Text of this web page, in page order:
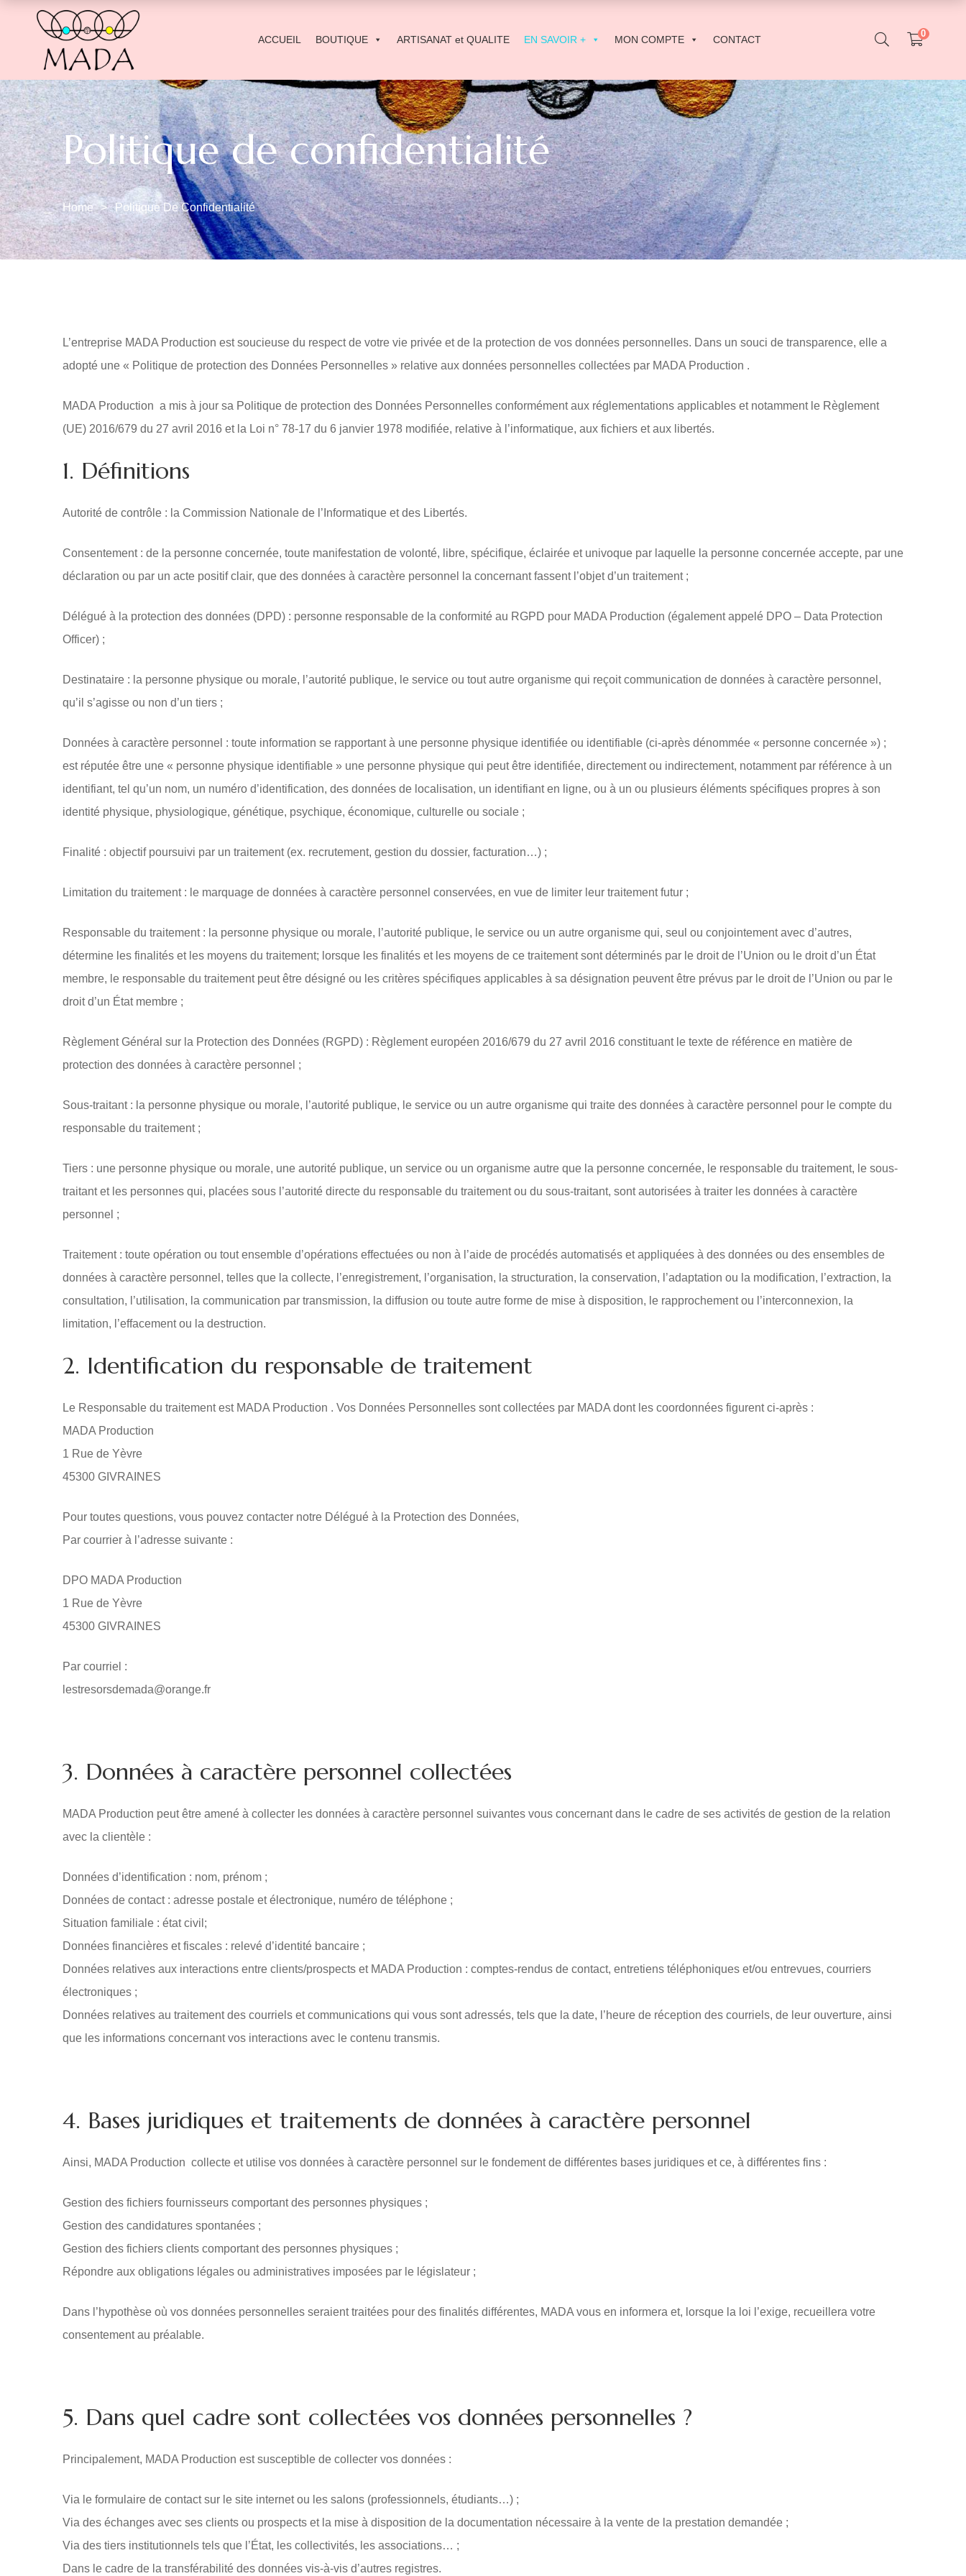
ACCUEIL BOUTIQUE ARTISANAT et QUALITE EN SAVOIR + MON COMPTE CONTACT
0
Politique de confidentialité
Home Politique De Confidentialité
L’entreprise MADA Production est soucieuse du respect de votre vie privée et de la protection de vos données personnelles. Dans un souci de transparence, elle a
adopté une « Politique de protection des Données Personnelles » relative aux données personnelles collectées par MADA Production .
MADA Production a mis à jour sa Politique de protection des Données Personnelles conformément aux réglementations applicables et notamment le Règlement
(UE) 2016/679 du 27 avril 2016 et la Loi n° 78-17 du 6 janvier 1978 modifiée, relative à l’informatique, aux fichiers et aux libertés.
1. Définitions
Autorité de contrôle : la Commission Nationale de l’Informatique et des Libertés.
Consentement : de la personne concernée, toute manifestation de volonté, libre, spécifique, éclairée et univoque par laquelle la personne concernée accepte, par une
déclaration ou par un acte positif clair, que des données à caractère personnel la concernant fassent l’objet d’un traitement ;
Délégué à la protection des données (DPD) : personne responsable de la conformité au RGPD pour MADA Production (également appelé DPO – Data Protection
Officer) ;
Destinataire : la personne physique ou morale, l’autorité publique, le service ou tout autre organisme qui reçoit communication de données à caractère personnel,
qu’il s’agisse ou non d’un tiers ;
Données à caractère personnel : toute information se rapportant à une personne physique identifiée ou identifiable (ci-après dénommée « personne concernée ») ;
est réputée être une « personne physique identifiable » une personne physique qui peut être identifiée, directement ou indirectement, notamment par référence à un
identifiant, tel qu’un nom, un numéro d’identification, des données de localisation, un identifiant en ligne, ou à un ou plusieurs éléments spécifiques propres à son
identité physique, physiologique, génétique, psychique, économique, culturelle ou sociale ;
Finalité : objectif poursuivi par un traitement (ex. recrutement, gestion du dossier, facturation…) ;
Limitation du traitement : le marquage de données à caractère personnel conservées, en vue de limiter leur traitement futur ;
Responsable du traitement : la personne physique ou morale, l’autorité publique, le service ou un autre organisme qui, seul ou conjointement avec d’autres,
détermine les finalités et les moyens du traitement; lorsque les finalités et les moyens de ce traitement sont déterminés par le droit de l’Union ou le droit d’un État
membre, le responsable du traitement peut être désigné ou les critères spécifiques applicables à sa désignation peuvent être prévus par le droit de l’Union ou par le
droit d’un État membre ;
Règlement Général sur la Protection des Données (RGPD) : Règlement européen 2016/679 du 27 avril 2016 constituant le texte de référence en matière de
protection des données à caractère personnel ;
Sous-traitant : la personne physique ou morale, l’autorité publique, le service ou un autre organisme qui traite des données à caractère personnel pour le compte du
responsable du traitement ;
Tiers : une personne physique ou morale, une autorité publique, un service ou un organisme autre que la personne concernée, le responsable du traitement, le sous-
traitant et les personnes qui, placées sous l’autorité directe du responsable du traitement ou du sous-traitant, sont autorisées à traiter les données à caractère
personnel ;
Traitement : toute opération ou tout ensemble d’opérations effectuées ou non à l’aide de procédés automatisés et appliquées à des données ou des ensembles de
données à caractère personnel, telles que la collecte, l’enregistrement, l’organisation, la structuration, la conservation, l’adaptation ou la modification, l’extraction, la
consultation, l’utilisation, la communication par transmission, la diffusion ou toute autre forme de mise à disposition, le rapprochement ou l’interconnexion, la
limitation, l’effacement ou la destruction.
2. Identification du responsable de traitement
Le Responsable du traitement est MADA Production . Vos Données Personnelles sont collectées par MADA dont les coordonnées figurent ci-après :
MADA Production
1 Rue de Yèvre
45300 GIVRAINES
Pour toutes questions, vous pouvez contacter notre Délégué à la Protection des Données,
Par courrier à l’adresse suivante :
DPO MADA Production
1 Rue de Yèvre
45300 GIVRAINES
Par courriel :
lestresorsdemada@orange.fr
3. Données à caractère personnel collectées
MADA Production peut être amené à collecter les données à caractère personnel suivantes vous concernant dans le cadre de ses activités de gestion de la relation
avec la clientèle :
Données d’identification : nom, prénom ;
Données de contact : adresse postale et électronique, numéro de téléphone ;
Situation familiale : état civil;
Données financières et fiscales : relevé d’identité bancaire ;
Données relatives aux interactions entre clients/prospects et MADA Production : comptes-rendus de contact, entretiens téléphoniques et/ou entrevues, courriers
électroniques ;
Données relatives au traitement des courriels et communications qui vous sont adressés, tels que la date, l’heure de réception des courriels, de leur ouverture, ainsi
que les informations concernant vos interactions avec le contenu transmis.
4. Bases juridiques et traitements de données à caractère personnel
Ainsi, MADA Production collecte et utilise vos données à caractère personnel sur le fondement de différentes bases juridiques et ce, à différentes fins :
Gestion des fichiers fournisseurs comportant des personnes physiques ;
Gestion des candidatures spontanées ;
Gestion des fichiers clients comportant des personnes physiques ;
Répondre aux obligations légales ou administratives imposées par le législateur ;
Dans l’hypothèse où vos données personnelles seraient traitées pour des finalités différentes, MADA vous en informera et, lorsque la loi l’exige, recueillera votre
consentement au préalable.
5. Dans quel cadre sont collectées vos données personnelles ?
Principalement, MADA Production est susceptible de collecter vos données :
Via le formulaire de contact sur le site internet ou les salons (professionnels, étudiants…) ;
Via des échanges avec ses clients ou prospects et la mise à disposition de la documentation nécessaire à la vente de la prestation demandée ;
Via des tiers institutionnels tels que l’État, les collectivités, les associations… ;
Dans le cadre de la transférabilité des données vis-à-vis d’autres registres.